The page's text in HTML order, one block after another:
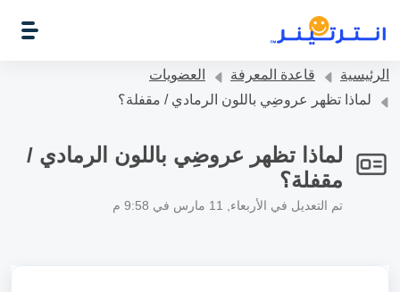
الرئيسية قاعدة المعرفة
العضويات
لماذا تظهر عروضِي باللون الرمادي / مقفلة؟
لماذا تظهر عروضِي باللون الرمادي /
مقفلة؟
تم التعديل في الأربعاء, 11 مارس في 9:58 م